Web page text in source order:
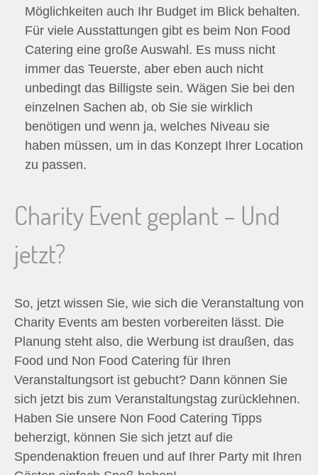
Möglichkeiten auch Ihr Budget im Blick behalten.
Für viele Ausstattungen gibt es beim Non Food
Catering eine große Auswahl. Es muss nicht
immer das Teuerste, aber eben auch nicht
unbedingt das Billigste sein. Wägen Sie bei den
einzelnen Sachen ab, ob Sie sie wirklich
benötigen und wenn ja, welches Niveau sie
haben müssen, um in das Konzept Ihrer Location
zu passen.
Charity Event geplant – Und
jetzt?
So, jetzt wissen Sie, wie sich die Veranstaltung von
Charity Events am besten vorbereiten lässt. Die
Planung steht also, die Werbung ist draußen, das
Food und Non Food Catering für Ihren
Veranstaltungsort ist gebucht? Dann können Sie
sich jetzt bis zum Veranstaltungstag zurücklehnen.
Haben Sie unsere Non Food Catering Tipps
beherzigt, können Sie sich jetzt auf die
Spendenaktion freuen und auf Ihrer Party mit Ihren